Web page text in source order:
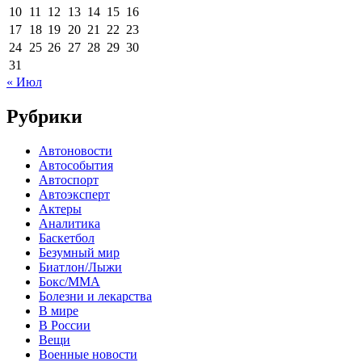
10 11 12 13 14 15 16
17 18 19 20 21 22 23
24 25 26 27 28 29 30
31
« Июл
Рубрики
Автоновости
Автособытия
Автоспорт
Автоэксперт
Актеры
Аналитика
Баскетбол
Безумный мир
Биатлон/Лыжи
Бокс/MMA
Болезни и лекарства
В мире
В России
Вещи
Военные новости